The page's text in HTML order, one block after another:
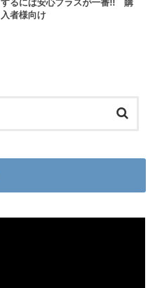
するには安心プラスが一番!! 購
入者様向け